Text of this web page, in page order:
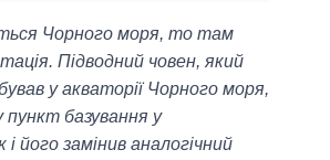
Чорного моря, то там
Підводний човен, який
у акваторії Чорного моря,
пункт базування у
і його замінив аналогічний